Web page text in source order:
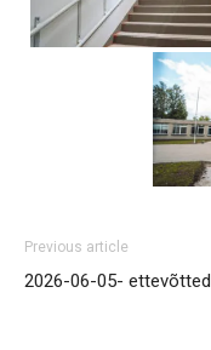
Previous article
2026-06-05- ettevõtted